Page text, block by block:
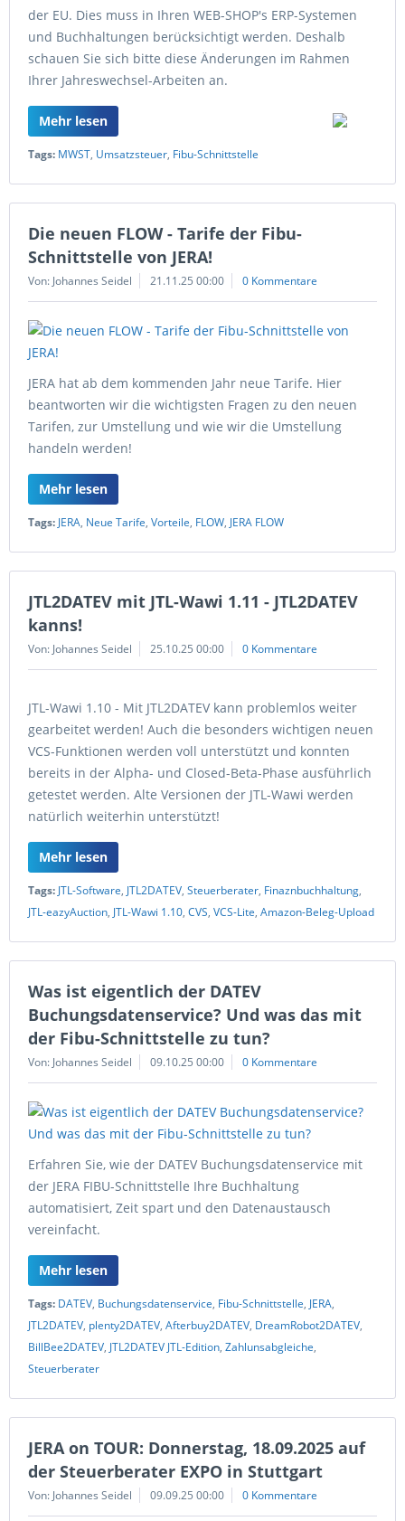
der EU. Dies muss in Ihren WEB-SHOP's ERP-Systemen
und Buchhaltungen berücksichtigt werden. Deshalb
schauen Sie sich bitte diese Änderungen im Rahmen
Ihrer Jahreswechsel-Arbeiten an.
Mehr lesen
Tags: MWST, Umsatzsteuer, Fibu-Schnittstelle
Die neuen FLOW - Tarife der Fibu-
Schnittstelle von JERA!
Von: Johannes Seidel 21.11.25 00:00 0 Kommentare
JERA hat ab dem kommenden Jahr neue Tarife. Hier
beantworten wir die wichtigsten Fragen zu den neuen
Tarifen, zur Umstellung und wie wir die Umstellung
handeln werden!
Mehr lesen
Tags: JERA, Neue Tarife, Vorteile, FLOW, JERA FLOW
JTL2DATEV mit JTL-Wawi 1.11 - JTL2DATEV
kanns!
Von: Johannes Seidel 25.10.25 00:00 0 Kommentare
JTL-Wawi 1.10 - Mit JTL2DATEV kann problemlos weiter
gearbeitet werden! Auch die besonders wichtigen neuen
VCS-Funktionen werden voll unterstützt und konnten
bereits in der Alpha- und Closed-Beta-Phase ausführlich
getestet werden. Alte Versionen der JTL-Wawi werden
natürlich weiterhin unterstützt!
Mehr lesen
Tags: JTL-Software, JTL2DATEV, Steuerberater, Finaznbuchhaltung,
JTL-eazyAuction, JTL-Wawi 1.10, CVS, VCS-Lite, Amazon-Beleg-Upload
Was ist eigentlich der DATEV
Buchungsdatenservice? Und was das mit
der Fibu-Schnittstelle zu tun?
Von: Johannes Seidel 09.10.25 00:00 0 Kommentare
Erfahren Sie, wie der DATEV Buchungsdatenservice mit
der JERA FIBU-Schnittstelle Ihre Buchhaltung
automatisiert, Zeit spart und den Datenaustausch
vereinfacht.
Mehr lesen
Tags: DATEV, Buchungsdatenservice, Fibu-Schnittstelle, JERA,
JTL2DATEV, plenty2DATEV, Afterbuy2DATEV, DreamRobot2DATEV,
BillBee2DATEV, JTL2DATEV JTL-Edition, Zahlunsabgleiche,
Steuerberater
JERA on TOUR: Donnerstag, 18.09.2025 auf
der Steuerberater EXPO in Stuttgart
Von: Johannes Seidel 09.09.25 00:00 0 Kommentare